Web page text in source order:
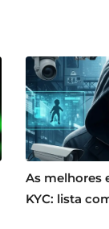
As melhores
KYC: lista